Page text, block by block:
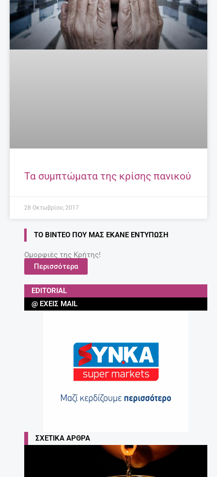
Τα συμπτώματα της κρίσης πανικού
28 Οκτωβρίου, 2017
ΤΟ ΒΊΝΤΕΟ ΠΟΥ ΜΑΣ ΈΚΑΝΕ ΕΝΤΎΠΩΣΗ
Ομορφιές της Κρήτης!
Περισσότερα
EDITORIAL
@ ΈΧΕΙΣ MAIL
ΣΧΕΤΙΚΆ ΆΡΘΡΑ